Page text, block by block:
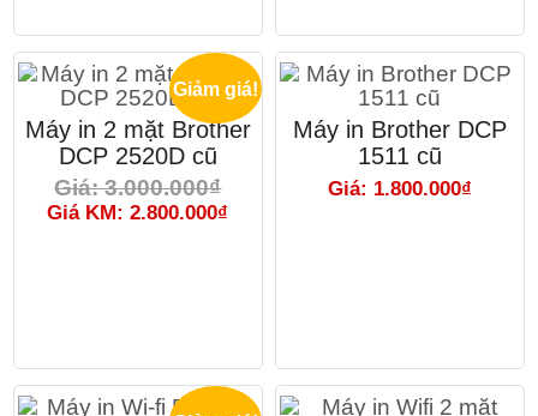
Giảm giá!
Máy in 2 mặt Brother
DCP 2520D cũ
Giá: 3.000.000₫
Giá KM: 2.800.000₫
Máy in Brother DCP
1511 cũ
Giá: 1.800.000₫